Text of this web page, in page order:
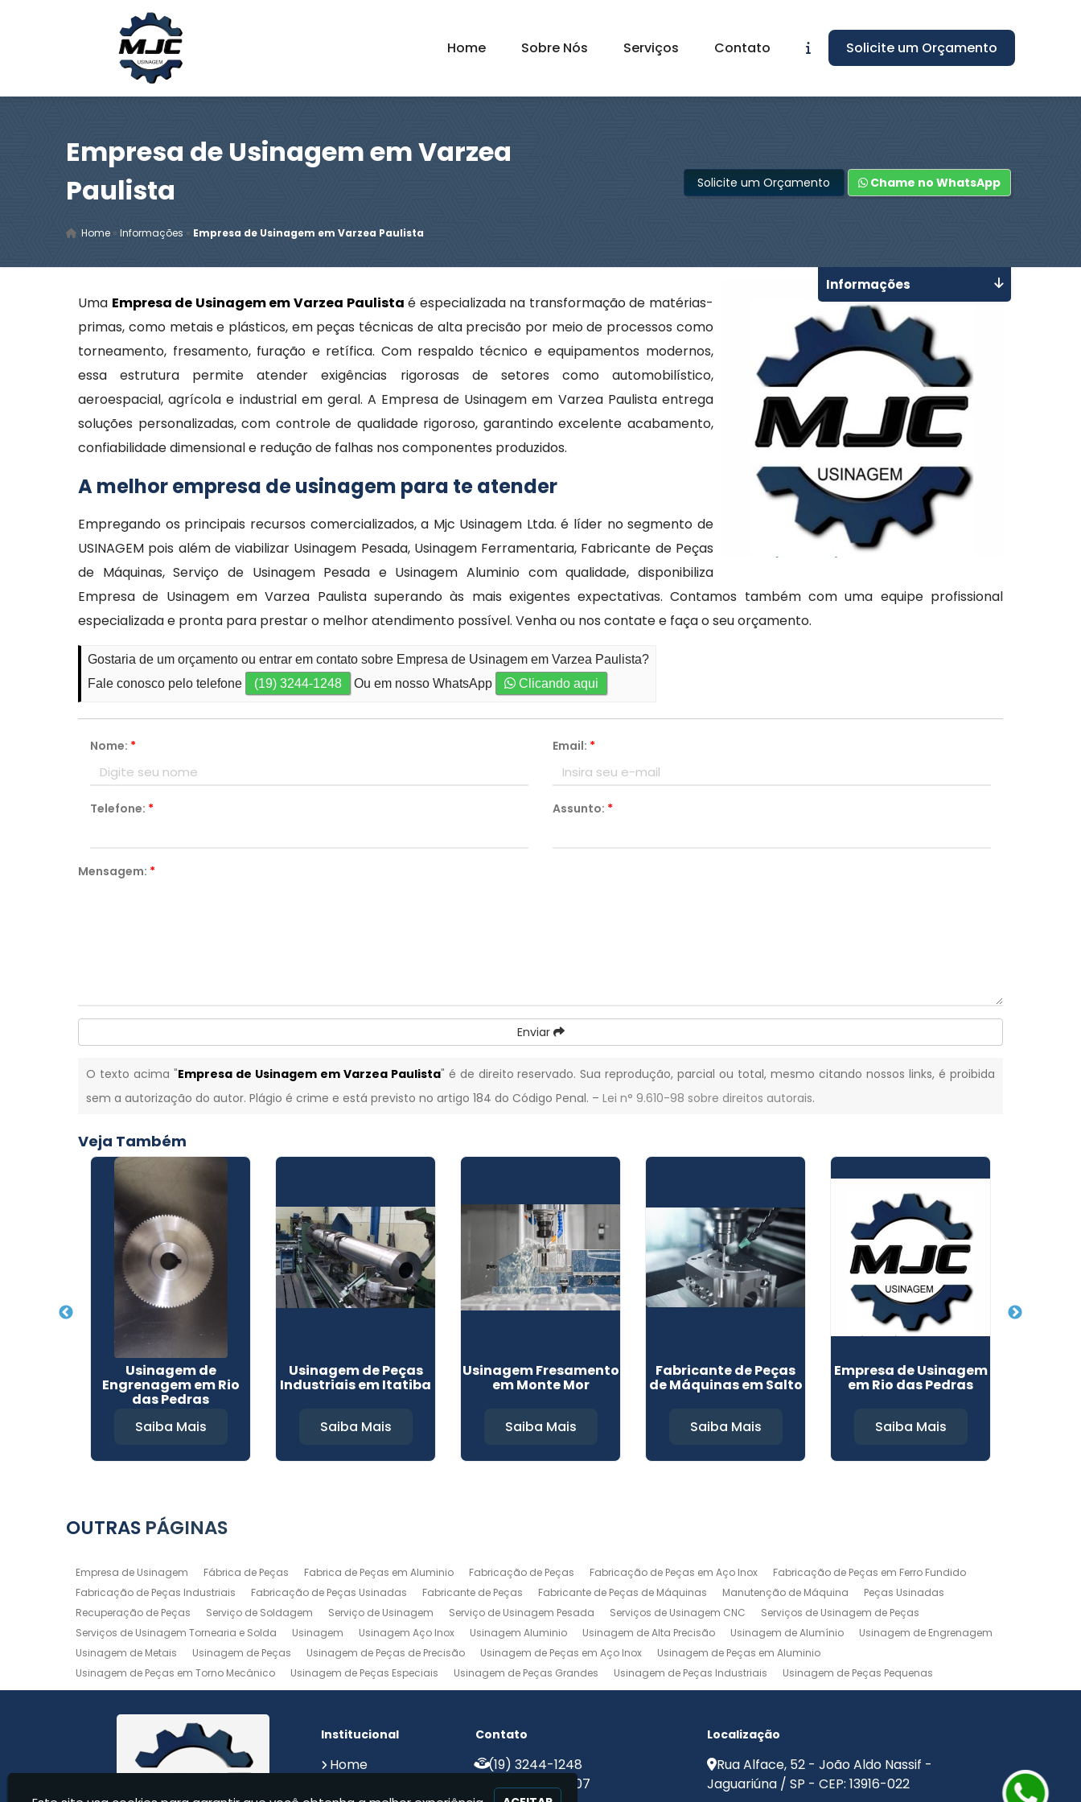
Home Sobre Nós Serviços Contato Solicite um Orçamento
Empresa de Usinagem em Varzea
Paulista
Home »Informações » Empresa de Usinagem em Varzea Paulista
Solicite um Orçamento Chame no WhatsApp
Uma Empresa de Usinagem em Varzea Paulista é especializada na transformação de matérias-
primas, como metais e plásticos, em peças técnicas de alta precisão por meio de processos como
torneamento, fresamento, furação e retífica. Com respaldo técnico e equipamentos modernos,
essa estrutura permite atender exigências rigorosas de setores como automobilístico,
aeroespacial, agrícola e industrial em geral. A Empresa de Usinagem em Varzea Paulista entrega
soluções personalizadas, com controle de qualidade rigoroso, garantindo excelente acabamento,
confiabilidade dimensional e redução de falhas nos componentes produzidos.
A melhor empresa de usinagem para te atender
Empregando os principais recursos comercializados, a Mjc Usinagem Ltda. é líder no segmento de
USINAGEM pois além de viabilizar Usinagem Pesada, Usinagem Ferramentaria, Fabricante de Peças
de Máquinas, Serviço de Usinagem Pesada e Usinagem Aluminio com qualidade, disponibiliza
Empresa de Usinagem em Varzea Paulista superando às mais exigentes expectativas. Contamos também com uma equipe profissional
especializada e pronta para prestar o melhor atendimento possível. Venha ou nos contate e faça o seu orçamento.
Gostaria de um orçamento ou entrar em contato sobre Empresa de Usinagem em Varzea Paulista?
Fale conosco pelo telefone
(19) 3244-1248 Ou em nosso WhatsApp Clicando aqui
Nome: * Email: *
Telefone: * Assunto: *
Mensagem: *
Enviar
O texto acima "Empresa de Usinagem em Varzea Paulista" é de direito reservado. Sua reprodução, parcial ou total, mesmo citando nossos links, é proibida
sem a autorização do autor. Plágio é crime e está previsto no artigo 184 do Código Penal. –Lei n° 9.610-98 sobre direitos autorais.
Informações
Veja Também
Usinagem de
Engrenagem em Rio
das Pedras
Saiba Mais
Usinagem de Peças
Industriais em Itatiba
Saiba Mais
Usinagem Fresamento
em Monte Mor
Saiba Mais
Fabricante de Peças
de Máquinas em Salto
Saiba Mais
Empresa de Usinagem
em Rio das Pedras
Saiba Mais
OUTRAS PÁGINAS
Empresa de Usinagem Fábrica de Peças Fabrica de Peças em Aluminio Fabricação de Peças Fabricação de Peças em Aço Inox
Fabricação de Peças em Ferro Fundido
Fabricação de Peças Industriais
Fabricação de Peças Usinadas Fabricante de Peças Fabricante de Peças de Máquinas Manutenção de Máquina
Peças Usinadas
Recuperação de Peças
Serviço de Soldagem Serviço de Usinagem Serviço de Usinagem Pesada Serviços de Usinagem CNC
Serviços de Usinagem de Peças
Serviços de Usinagem Tornearia e Solda
Usinagem Usinagem Aço Inox Usinagem Aluminio Usinagem de Alta Precisão Usinagem de Alumínio
Usinagem de Engrenagem
Usinagem de Metais
Usinagem de Peças Usinagem de Peças de Precisão Usinagem de Peças em Aço Inox
Usinagem de Peças em Aluminio
Usinagem de Peças em Torno Mecânico
Usinagem de Peças Especiais Usinagem de Peças Grandes Usinagem de Peças Industriais
Usinagem de Peças Pequenas
Usinagem de Precisão
Usinagem em Aluminio Usinagem Ferramentaria Usinagem Fresa Usinagem Fresamento Usinagem Industrial
Usinagem Leve
Usinagem Maquinas
Usinagem Mecanica
Institucional
Home
Contato
(19) 3244-1248
(19) 99775-8907
Localização
Rua Alface, 52 - João Aldo Nassif -
Jaguariúna / SP - CEP: 13916-022